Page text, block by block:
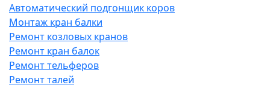
Автоматический подгонщик коров
Монтаж кран балки
Ремонт козловых кранов
Ремонт кран балок
Ремонт тельферов
Ремонт талей